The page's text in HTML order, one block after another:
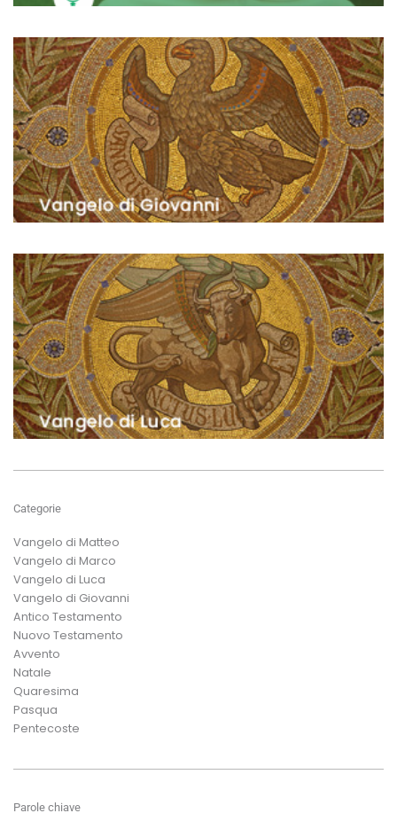
Categorie
Vangelo di Matteo
Vangelo di Marco
Vangelo di Luca
Vangelo di Giovanni
Antico Testamento
Nuovo Testamento
Avvento
Natale
Quaresima
Pasqua
Pentecoste
Parole chiave